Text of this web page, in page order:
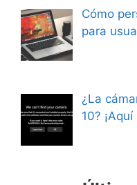
Cómo
para
¿La
10?